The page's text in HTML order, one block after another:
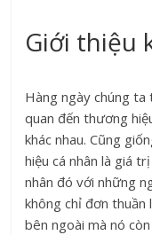
Giới thiệu
Hàng ngày chúng
quan đến thương
khác nhau. Cũng
hiệu cá nhân là giá
nhân đó với những
không chỉ đơn
bên ngoài mà nó